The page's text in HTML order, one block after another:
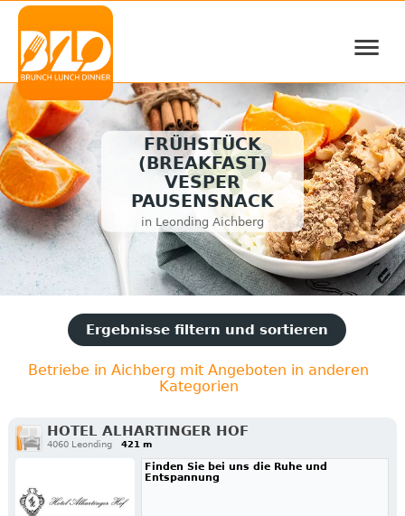
≡
FRÜHSTÜCK
(BREAKFAST)
VESPER
PAUSENSNACK
in Leonding Aichberg
Ergebnisse filtern und sortieren
Betriebe in Aichberg mit Angeboten in anderen
Kategorien
HOTEL ALHARTINGER HOF
4060 Leonding 421 m
Finden Sie bei uns die Ruhe und
Entspannung